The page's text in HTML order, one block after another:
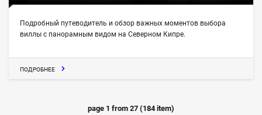
Подробный путеводитель и обзор важных моментов выбора
виллы с панорамным видом на Северном Кипре.
ПОДРОБНЕЕ
page 1 from 27 (184item)